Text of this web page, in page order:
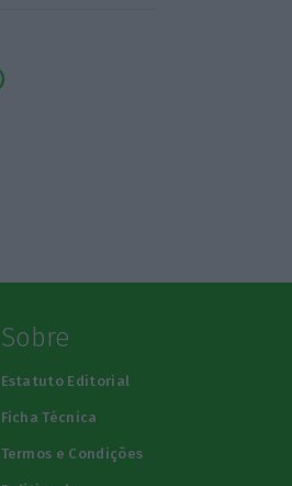
Sobre
Estatuto Editorial
Ficha Técnica
Termos e Condições